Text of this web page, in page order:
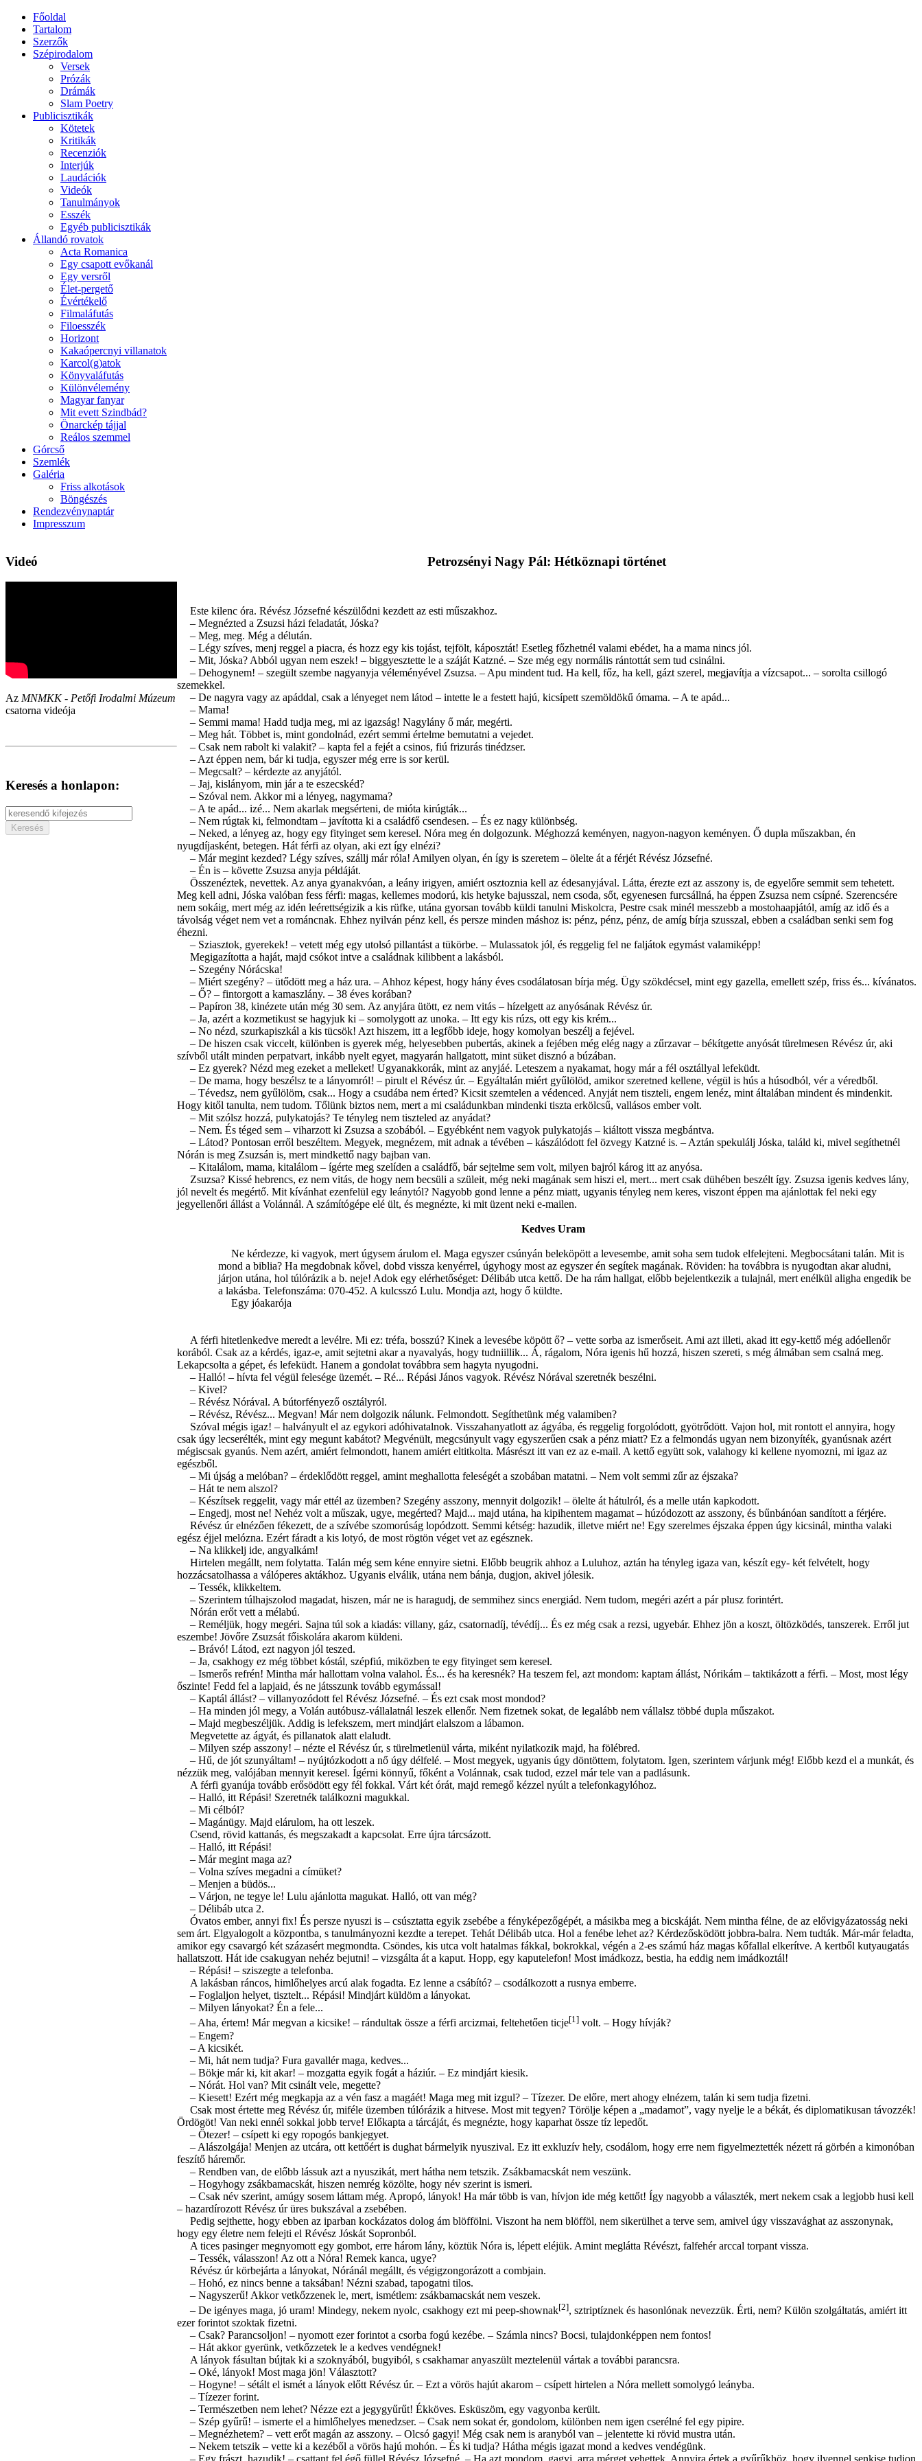
Főoldal
Tartalom
Szerzők
Szépirodalom
Versek
Prózák
Drámák
Slam Poetry
Publicisztikák
Kötetek
Kritikák
Recenziók
Interjúk
Laudációk
Videók
Tanulmányok
Esszék
Egyéb publicisztikák
Állandó rovatok
Acta Romanica
Egy csapott evőkanál
Egy versről
Élet-pergető
Évértékelő
Filmaláfutás
Filoesszék
Horizont
Kakaópercnyi villanatok
Karcol(g)atok
Könyvaláfutás
Különvélemény
Magyar fanyar
Mit evett Szindbád?
Önarckép tájjal
Reálos szemmel
Górcső
Szemlék
Galéria
Friss alkotások
Böngészés
Rendezvénynaptár
Impresszum
Videó
Az MNMKK - Petőfi Irodalmi Múzeum
csatorna videója
Keresés a honlapon:
Petrozsényi Nagy Pál: Hétköznapi történet
Este kilenc óra. Révész Józsefné készülődni kezdett az esti műszakhoz.
– Megnézted a Zsuzsi házi feladatát, Jóska?
– Meg, meg. Még a délután.
– Légy szíves, menj reggel a piacra, és hozz egy kis tojást, tejfölt, káposztát! Esetleg főzhetnél valami ebédet, ha a mama nincs jól.
– Mit, Jóska? Abból ugyan nem eszek! – biggyesztette le a száját Katzné. – Sze még egy normális rántottát sem tud csinálni.
– Dehogynem! – szegült szembe nagyanyja véleményével Zsuzsa. – Apu mindent tud. Ha kell, főz, ha kell, gázt szerel, megjavítja a vízcsa­pot... – sorolta csillogó
szemekkel.
– De nagyra vagy az apáddal, csak a lényeget nem látod – intette le a festett hajú, kicsípett szemöldökű ómama. – A te apád...
– Mama!
– Semmi mama! Hadd tudja meg, mi az igazság! Nagylány ő már, megérti.
– Meg hát. Többet is, mint gondolnád, ezért semmi értelme bemu­tatni a vejedet.
– Csak nem rabolt ki valakit? – kapta fel a fejét a csinos, fiú frizurás tinédzser.
– Azt éppen nem, bár ki tudja, egyszer még erre is sor kerül.
– Megcsalt? – kérdezte az anyjától.
– Jaj, kislányom, min jár a te eszecskéd?
– Szóval nem. Akkor mi a lényeg, nagymama?
– A te apád... izé... Nem akarlak megsérteni, de mióta kirúgták...
– Nem rúgtak ki, felmondtam – javította ki a családfő csendesen. – És ez nagy különbség.
– Neked, a lényeg az, hogy egy fityinget sem keresel. Nóra meg én dolgozunk. Méghozzá keményen, nagyon-nagyon keményen. Ő dupla műszakban, én
nyugdíjasként, betegen. Hát férfi az olyan, aki ezt így elnézi?
– Már megint kezded? Légy szíves, szállj már róla! Amilyen olyan, én így is szeretem – ölelte át a férjét Révész Józsefné.
– Én is – követte Zsuzsa anyja példáját.
Összenéztek, nevettek. Az anya gyanakvóan, a leány irigyen, ami­ért osztoznia kell az édesanyjával. Látta, érezte ezt az asszony is, de e­gyelőre semmit sem tehetett.
Meg kell adni, Jóska valóban fess férfi: ma­gas, kellemes modorú, kis hetyke bajusszal, nem csoda, sőt, egyenesen furcsállná, ha éppen Zsuzsa nem csípné. Szerencsére
nem sokáig, mert még az idén leérettségizik a kis rüfke, utána gyorsan tovább küldi tanul­ni Miskolcra, Pestre csak minél messzebb a mostohaapjától, amíg az idő és a
távolság véget nem vet a románcnak. Ehhez nyilván pénz kell, és persze minden máshoz is: pénz, pénz, pénz, de amíg bírja szusszal, eb­ben a családban senki sem fog
éhezni.
– Sziasztok, gyerekek! – vetett még egy utolsó pillantást a tükör­be. – Mulassatok jól, és reggelig fel ne faljátok egymást valamiképp!
Megigazította a haját, majd csókot intve a családnak kilibbent a lakásból.
– Szegény Nórácska!
– Miért szegény? – ütődött meg a ház ura. – Ahhoz képest, hogy hány éves csodálatosan bírja még. Ügy szökdécsel, mint egy gazella, e­mellett szép, friss és... kívánatos.
– Ő? – fintorgott a kamaszlány. – 38 éves korában?
– Papíron 38, kinézete után még 30 sem. Az anyjára ütött, ez nem vitás – hízelgett az anyósának Révész úr.
– Ja, azért a kozmetikust se hagyjuk ki – somolygott az unoka. – Itt egy kis rúzs, ott egy kis krém...
– No nézd, szurkapiszkál a kis tücsök! Azt hiszem, itt a legfőbb i­deje, hogy komolyan beszélj a fejével.
– De hiszen csak viccelt, különben is gyerek még, helyesebben pu­bertás, akinek a fejében még elég nagy a zűrzavar – békítgette anyósát türelmesen Révész úr, aki
szívből utált minden perpatvart, inkább nyelt egyet, magyarán hallgatott, mint süket disznó a búzában.
– Ez gyerek? Nézd meg ezeket a melleket! Ugyanakkorák, mint az anyjáé. Leteszem a nyakamat, hogy már a fél osztállyal lefeküdt.
– De mama, hogy beszélsz te a lányomról! – pirult el Révész úr. – Egyáltalán miért gyűlölöd, amikor szeretned kellene, végül is hús a húsodból, vér a véredből.
– Tévedsz, nem gyűlölöm, csak... Hogy a csudába nem érted? Ki­csit szemtelen a védenced. Anyját nem tiszteli, engem lenéz, mint általá­ban mindent és mindenkit.
Hogy kitől tanulta, nem tudom. Tőlünk biz­tos nem, mert a mi családunkban mindenki tiszta erkölcsű, vallásos em­ber volt.
– Mit szólsz hozzá, pulykatojás? Te tényleg nem tiszteled az anyádat?
– Nem. És téged sem – viharzott ki Zsuzsa a szobából. – Egyébként nem vagyok pulykatojás – kiáltott vissza megbántva.
– Látod? Pontosan erről beszéltem. Megyek, megnézem, mit adnak a tévében – kászálódott fel özvegy Katzné is. – Aztán spekulálj Jóska, találd ki, mivel segíthetnél
Nórán is meg Zsuzsán is, mert mindkettő nagy bajban van.
– Kitalálom, mama, kitalálom – ígérte meg szelíden a családfő, bár sejtelme sem volt, milyen bajról károg itt az anyósa.
Zsuzsa? Kissé hebrencs, ez nem vitás, de hogy nem becsüli a szü­leit, még neki magának sem hiszi el, mert... mert csak dühében beszélt így. Zsuzsa igenis kedves lány,
jól nevelt és megértő. Mit kívánhat ezen­felül egy leánytól? Nagyobb gond lenne a pénz miatt, ugyanis tényleg nem keres, viszont éppen ma ajánlottak fel neki egy
jegyellenőri állást a Volánnál. A számítógépe elé ült, és megnézte, ki mit üzent neki e-mailen.
Kedves Uram
Ne kérdezze, ki vagyok, mert úgysem árulom el. Maga egyszer csú­nyán beleköpött a levesembe, amit soha sem tudok elfelejteni. Megbocsátani talán. Mit is
mond a biblia? Ha megdobnak kővel, dobd vissza kenyérrel, úgyhogy most az egyszer én segítek magának. Röviden: ha továbbra is nyugodtan akar aludni,
járjon utána, hol túlórázik a b. neje! A­dok egy elérhetőséget: Délibáb utca kettő. De ha rám hallgat, előbb bejelentkezik a tulajnál, mert enélkül aligha engedik be
a lakásba. Telefonszá­ma: 070-452. A kulcsszó Lulu. Mondja azt, hogy ő küldte.
Egy jóakarója
A férfi hitetlenkedve meredt a levélre. Mi ez: tréfa, bosszú? Kinek a levesébe köpött ő? – vette sorba az ismerőseit. Ami azt illeti, akad itt egy-kettő még adóellenőr
korából. Csak az a kérdés, igaz-e, amit sejtet­ni akar a nyavalyás, hogy tudniillik... Á, rágalom, Nóra igenis hű hozzá, hiszen szereti, s még álmában sem csalná meg.
Lekapcsolta a gépet, és lefeküdt. Hanem a gondolat továbbra sem hagyta nyugodni.
– Halló! – hívta fel végül felesége üzemét. – Ré... Répási János va­gyok. Révész Nórával szeretnék beszélni.
– Kivel?
– Révész Nórával. A bútorfényező osztályról.
– Révész, Révész... Megvan! Már nem dolgozik nálunk. Felmon­dott. Segíthetünk még valamiben?
Szóval mégis igaz! – halványult el az egykori adóhivatalnok. Visszahanyatlott az ágyába, és reggelig forgolódott, gyötrődött. Vajon hol, mit rontott el annyira, hogy
csak úgy lecserélték, mint egy megunt kabá­tot? Megvénült, megcsúnyult vagy egyszerűen csak a pénz miatt? Ez a felmondás ugyan nem bizonyíték, gyanúsnak azért
mégiscsak gyanús. Nem azért, amiért felmondott, hanem amiért eltitkolta. Másrészt itt van ez az e-mail. A kettő együtt sok, valahogy ki kellene nyomozni, mi i­gaz az
egészből.
– Mi újság a melóban? – érdeklődött reggel, amint meghallotta fe­leségét a szobában matatni. – Nem volt semmi zűr az éjszaka?
– Hát te nem alszol?
– Készítsek reggelit, vagy már ettél az üzemben? Szegény asszony, mennyit dolgozik! – ölelte át hátulról, és a melle után kapkodott.
– Engedj, most ne! Nehéz volt a műszak, ugye, megérted? Majd... majd utána, ha kipihentem magamat – húzódozott az asszony, és bűn­bánóan sandított a férjére.
Révész úr elnézően fékezett, de a szívébe szomorúság lopódzott. Semmi kétség: hazudik, illetve miért ne! Egy szerelmes éjszaka éppen úgy kicsinál, mintha valaki
egész éjjel melózna. Ezért fáradt a kis lotyó, de most rögtön véget vet az egésznek.
– Na klikkelj ide, angyalkám!
Hirtelen megállt, nem folytatta. Talán még sem kéne ennyire sietni. Előbb beugrik ahhoz a Luluhoz, aztán ha tényleg igaza van, készít egy- két felvételt, hogy
hozzácsatolhassa a válóperes aktákhoz. Ugyanis elvá­lik, utána nem bánja, dugjon, akivel jólesik.
– Tessék, klikkeltem.
– Szerintem túlhajszolod magadat, hiszen, már ne is haragudj, de semmihez sincs energiád. Nem tudom, megéri azért a pár plusz forintért.
Nórán erőt vett a mélabú.
– Reméljük, hogy megéri. Sajna túl sok a kiadás: villany, gáz, csa­tornadíj, tévédíj... És ez még csak a rezsi, ugyebár. Ehhez jön a koszt, öltözködés, tanszerek. Erről jut
eszembe! Jövőre Zsuzsát főiskolára a­karom küldeni.
– Brávó! Látod, ezt nagyon jól teszed.
– Ja, csakhogy ez még többet kóstál, szépfiú, miközben te egy fi­tyinget sem keresel.
– Ismerős refrén! Mintha már hallottam volna valahol. És... és ha keresnék? Ha teszem fel, azt mondom: kaptam állást, Nórikám – taktikázott a férfi. – Most, most légy
őszinte! Fedd fel a lapjaid, és ne játsszunk tovább egymással!
– Kaptál állást? – villanyozódott fel Révész Józsefné. – És ezt csak most mondod?
– Ha minden jól megy, a Volán autóbusz-vállalatnál leszek ellenőr. Nem fizetnek sokat, de legalább nem vállalsz többé dupla műszakot.
– Majd megbeszéljük. Addig is lefekszem, mert mindjárt elalszom a lábamon.
Megvetette az ágyát, és pillanatok alatt elaludt.
– Milyen szép asszony! – nézte el Révész úr, s türelmetlenül várta, miként nyilatkozik majd, ha fölébred.
– Hű, de jót szunyáltam! – nyújtózkodott a nő úgy délfelé. – Most megyek, ugyanis úgy döntöttem, folytatom. Igen, szerintem várjunk még! Előbb kezd el a munkát, és
nézzük meg, valójában mennyit keresel. Ígér­ni könnyű, főként a Volánnak, csak tudod, ezzel már tele van a padlásunk.
A férfi gyanúja tovább erősödött egy fél fokkal. Várt két órát, majd remegő kézzel nyúlt a telefonkagylóhoz.
– Halló, itt Répási! Szeretnék találkozni magukkal.
– Mi célból?
– Magánügy. Majd elárulom, ha ott leszek.
Csend, rövid kattanás, és megszakadt a kapcsolat. Erre újra tárcsá­zott.
– Halló, itt Répási!
– Már megint maga az?
– Volna szíves megadni a címüket?
– Menjen a büdös...
– Várjon, ne tegye le! Lulu ajánlotta magukat. Halló, ott van még?
– Délibáb utca 2.
Óvatos ember, annyi fix! És persze nyuszi is – csúsztatta egyik zse­bébe a fényképezőgépét, a másikba meg a bicskáját. Nem mintha félne, de az elővigyázatosság neki
sem árt. Elgyalogolt a központba, s tanulmá­nyozni kezdte a terepet. Tehát Délibáb utca. Hol a fenébe lehet az? Kér­dezősködött jobbra-balra. Nem tudták. Már-már feladta,
amikor egy csa­vargó két százasért megmondta. Csöndes, kis utca volt hatalmas fákkal, bokrokkal, végén a 2-es számú ház magas kőfallal elkerítve. A kertből kutyaugatás
hallatszott. Hát ide csakugyan nehéz bejutni! – vizsgálta át a kaput. Hopp, egy kaputelefon! Most imádkozz, bestia, ha eddig nem imádkoztál!
– Répási! – sziszegte a telefonba.
A lakásban ráncos, himlőhelyes arcú alak fogadta. Ez lenne a csábító? – csodálkozott a rusnya emberre.
– Foglaljon helyet, tisztelt... Répási! Mindjárt küldöm a lányokat.
– Milyen lányokat? Én a fele...
– Aha, értem! Már megvan a kicsike! – rándultak össze a férfi arcizmai, feltehetően ticje[1]volt. – Hogy hívják?
– Engem?
– A kicsikét.
– Mi, hát nem tudja? Fura gavallér maga, kedves...
– Bökje már ki, kit akar! – mozgatta egyik fogát a háziúr. – Ez mind­járt kiesik.
– Nórát. Hol van? Mit csinált vele, megette?
– Kiesett! Ezért még megkapja az a vén fasz a magáét! Maga meg mit izgul? – Tízezer. De előre, mert ahogy elnézem, talán ki sem tudja fizetni.
Csak most értette meg Révész úr, miféle üzemben túlórázik a hitvese. Most mit tegyen? Törölje képen a „madamot”, vagy nyelje le a bé­kát, és diplomatikusan távozzék!
Ördögöt! Van neki ennél sokkal jobb terve! Előkapta a tárcáját, és megnézte, hogy kaparhat össze tíz lepedőt.
– Ötezer! – csípett ki egy ropogós bankjegyet.
– Alászolgája! Menjen az utcára, ott kettőért is dughat bármelyik nyuszival. Ez itt exkluzív hely, csodálom, hogy erre nem figyelmeztették nézett rá görbén a kimonóban
feszítő háremőr.
– Rendben van, de előbb lássuk azt a nyuszikát, mert hátha nem tetszik. Zsákbamacskát nem veszünk.
– Hogyhogy zsákbamacskát, hiszen nemrég közölte, hogy név sze­rint is ismeri.
– Csak név szerint, amúgy sosem láttam még. Apropó, lányok! Ha már több is van, hívjon ide még kettőt! Így nagyobb a választék, mert nekem csak a legjobb husi kell
– hazardírozott Révész úr üres bukszával a zsebében.
Pedig sejthette, hogy ebben az iparban kockázatos dolog ám blöffölni. Viszont ha nem blöfföl, nem sikerülhet a terve sem, amivel úgy visszavághat az asszonynak,
hogy egy életre nem felejti el Révész Jóskát Sopronból.
A tices pasinger megnyomott egy gombot, erre három lány, köztük Nóra is, lépett eléjük. Amint meglátta Révészt, falfehér arccal torpant vissza.
– Tessék, válasszon! Az ott a Nóra! Remek kanca, ugye?
Révész úr körbejárta a lányokat, Nóránál megállt, és végigzongorázott a combjain.
– Hohó, ez nincs benne a taksában! Nézni szabad, tapogatni tilos.
– Nagyszerű! Akkor vetkőzzenek le, mert, ismétlem: zsákbamacskát nem veszek.
– De igényes maga, jó uram! Mindegy, nekem nyolc, csakhogy ezt mi peep-shownak[2], sztriptíznek és hasonlónak nevezzük. Érti, nem? Kü­lön szolgáltatás, amiért itt
ezer forintot szoktak fizetni.
– Csak? Parancsoljon! – nyomott ezer forintot a csorba fogú kezébe. – Számla nincs? Bocsi, tulajdonképpen nem fontos!
– Hát akkor gyerünk, vetkőzzetek le a kedves vendégnek!
A lányok fásultan bújtak ki a szoknyából, bugyiból, s csakhamar a­nyaszült meztelenül vártak a további parancsra.
– Oké, lányok! Most maga jön! Választott?
– Hogyne! – sétált el ismét a lányok előtt Révész úr. – Ezt a vörös hajút akarom – csípett hirtelen a Nóra mellett somolygó leányba.
– Tízezer forint.
– Természetben nem lehet? Nézze ezt a jegygyűrűt! Ékköves. Es­küszöm, egy vagyonba került.
– Szép gyűrű! – ismerte el a himlőhelyes menedzser. – Csak nem sokat ér, gondolom, különben nem igen cserélné fel egy pipire.
– Megnézhetem? – vett erőt magán az asszony. – Olcsó gagyi! Még csak nem is aranyból van – jelentette ki rövid mustra után.
– Nekem tetszik – vette ki a kezéből a vörös hajú mohón. – És ki tudja? Hátha mégis igazat mond a kedves vendégünk.
– Egy frászt, hazudik! – csattant fel égő füllel Révész Józsefné. – Ha azt mondom, gagyi, arra mérget vehettek. Annyira értek a gyűrűkhöz, hogy ilyennel senkise tudjon